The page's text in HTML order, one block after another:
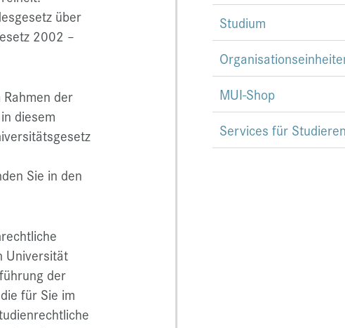
über
2002 –
der
diesem
Sie in den
Universität
der
für Sie im
Studium
MUI-Shop
Services für